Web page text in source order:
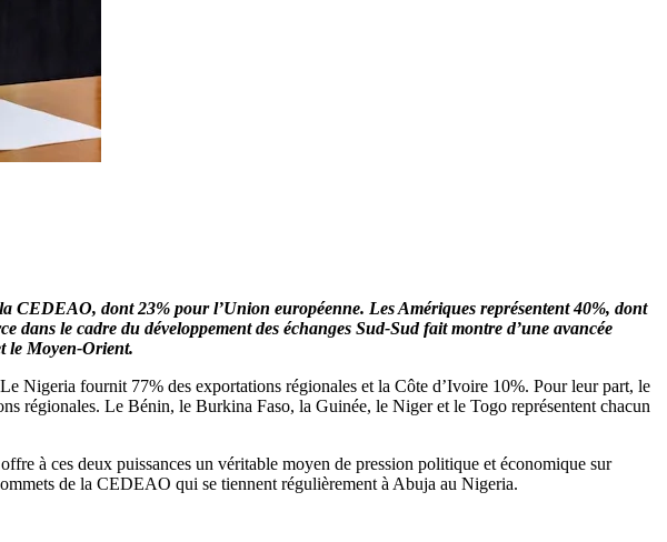
dont 23% pour l’Union européenne. Les Amériques représentent 40%, dont
le cadre du développement des échanges Sud-Sud fait montre d’une avancée
le Moyen-Orient.
Nigeria fournit 77% des exportations régionales et la Côte d’Ivoire 10%. Pour leur part, le
régionales. Le Bénin, le Burkina Faso, la Guinée, le Niger et le Togo représentent chacun
à ces deux puissances un véritable moyen de pression politique et économique sur
de la CEDEAO qui se tiennent régulièrement à Abuja au Nigeria.